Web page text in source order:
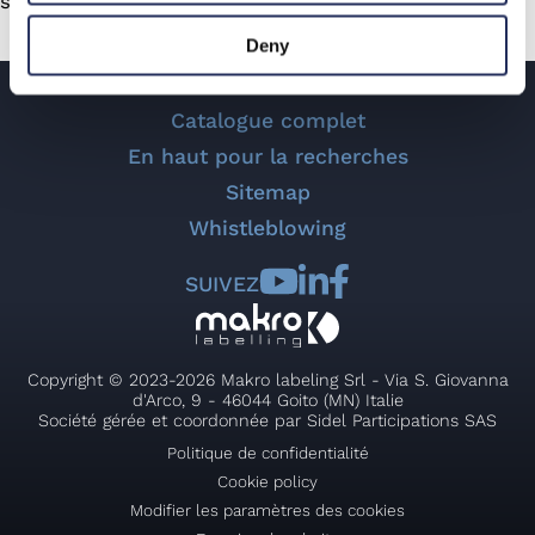
Deny
Catalogue complet
En haut pour la recherches
Sitemap
Whistleblowing
SUIVEZ
Copyright © 2023-2026 Makro labeling Srl - Via S. Giovanna
d'Arco, 9 - 46044 Goito (MN) Italie
Société gérée et coordonnée par Sidel Participations SAS
Politique de confidentialité
Cookie policy
Modifier les paramètres des cookies